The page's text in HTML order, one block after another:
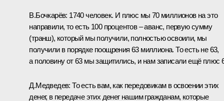
В.Бочкарёв: 1740 человек. И плюс мы 70 миллионов на это
направили, то есть 100 процентов – аванс, первую сумму
(транш), который мы получили, полностью освоили, мы
получили в порядке поощрения 63 миллиона. То есть не 63,
а половину от 63 мы защитились, и нам записали ещё плюс
Д.Медведев: То есть вам, как передовикам в освоении этих
денег, в передаче этих денег нашим гражданам, которые